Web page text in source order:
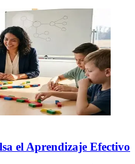
el Aprendizaje Efectivo